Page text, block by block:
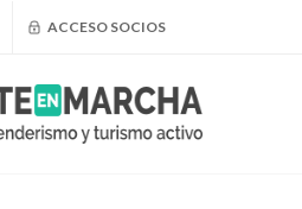
ACCESO SOCIOS